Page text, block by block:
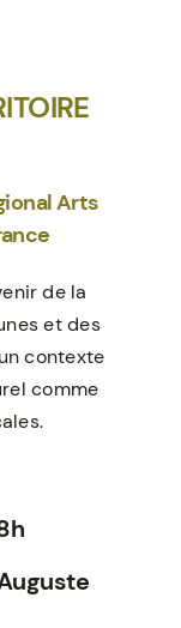
Arts
de la
et des
contexte
comme